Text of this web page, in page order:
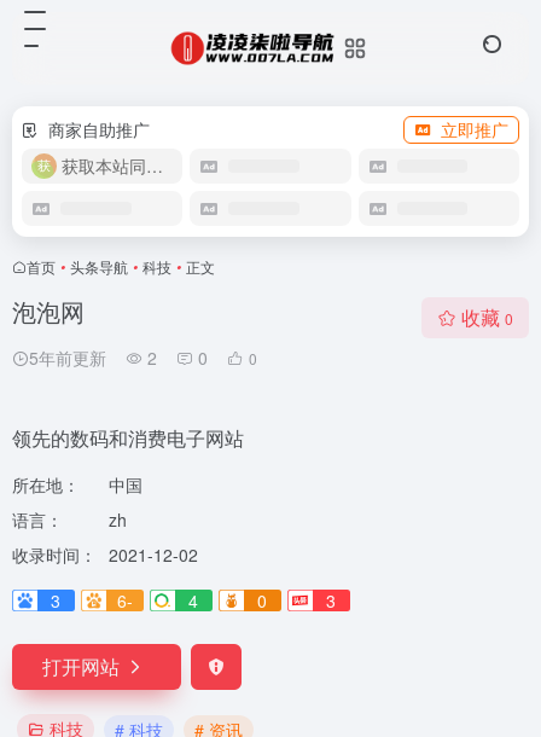
商家自助推广
立即推广
获取本站同款主题
首页 • 头条导航 • 科技 • 正文
泡泡网
5年前更新 2 0 0
收藏 0
领先的数码和消费电子网站
所在地：
中国
语言：
zh
收录时间：
2021-12-02
3
6- 4 0 3
打开网站
科技 # 科技 # 资讯